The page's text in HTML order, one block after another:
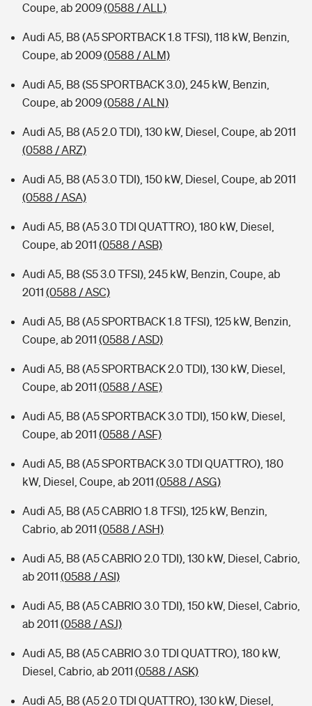
Coupe, ab 2009(0588 / ALL)
Audi A5, B8 (A5 SPORTBACK 1.8 TFSI), 118 kW, Benzin,
Coupe, ab 2009(0588 / ALM)
Audi A5, B8 (S5 SPORTBACK 3.0), 245 kW, Benzin,
Coupe, ab 2009(0588 / ALN)
Audi A5, B8 (A5 2.0 TDI), 130 kW, Diesel, Coupe, ab 2011
(0588 / ARZ)
Audi A5, B8 (A5 3.0 TDI), 150 kW, Diesel, Coupe, ab 2011
(0588 / ASA)
Audi A5, B8 (A5 3.0 TDI QUATTRO), 180 kW, Diesel,
Coupe, ab 2011 (0588 / ASB)
Audi A5, B8 (S5 3.0 TFSI), 245 kW, Benzin, Coupe, ab
2011 (0588 / ASC)
Audi A5, B8 (A5 SPORTBACK 1.8 TFSI), 125 kW, Benzin,
Coupe, ab 2011 (0588 / ASD)
Audi A5, B8 (A5 SPORTBACK 2.0 TDI), 130 kW, Diesel,
Coupe, ab 2011 (0588 / ASE)
Audi A5, B8 (A5 SPORTBACK 3.0 TDI), 150 kW, Diesel,
Coupe, ab 2011 (0588 / ASF)
Audi A5, B8 (A5 SPORTBACK 3.0 TDI QUATTRO), 180
kW, Diesel, Coupe, ab 2011 (0588 / ASG)
Audi A5, B8 (A5 CABRIO 1.8 TFSI), 125 kW, Benzin,
Cabrio, ab 2011 (0588 / ASH)
Audi A5, B8 (A5 CABRIO 2.0 TDI), 130 kW, Diesel, Cabrio,
ab 2011 (0588 / ASI)
Audi A5, B8 (A5 CABRIO 3.0 TDI), 150 kW, Diesel, Cabrio,
ab 2011 (0588 / ASJ)
Audi A5, B8 (A5 CABRIO 3.0 TDI QUATTRO), 180 kW,
Diesel, Cabrio, ab 2011 (0588 / ASK)
Audi A5, B8 (A5 2.0 TDI QUATTRO), 130 kW, Diesel,